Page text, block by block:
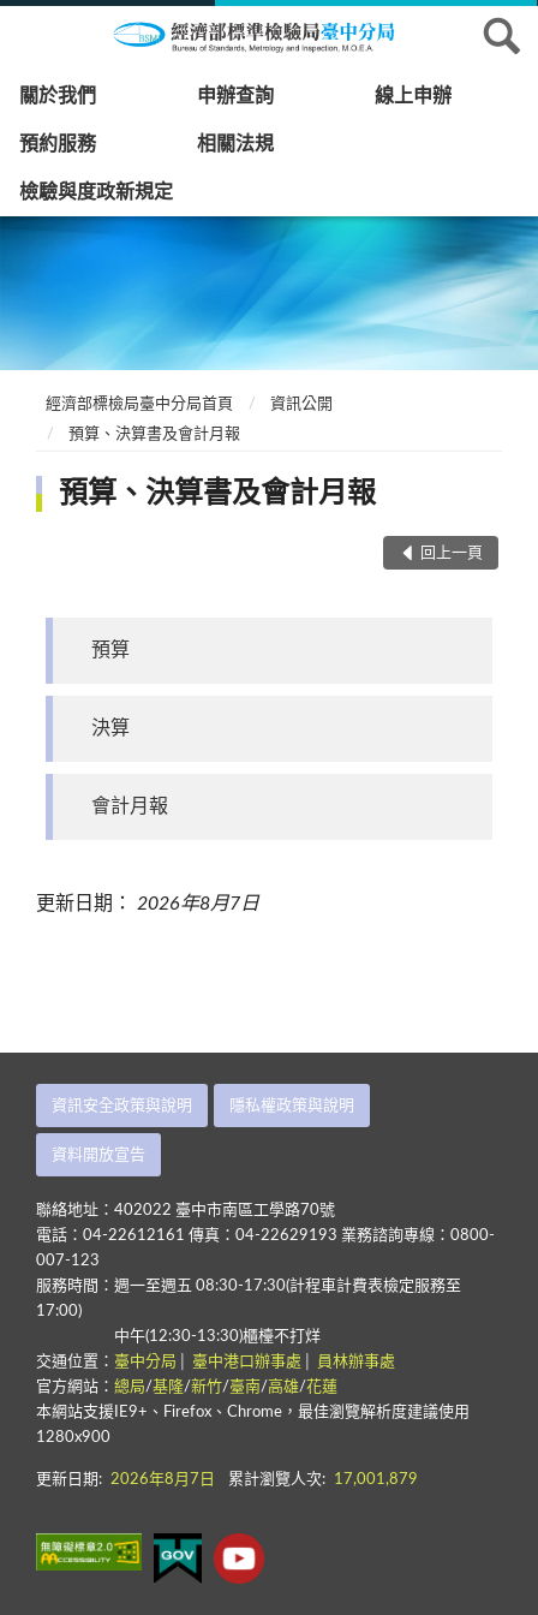
關於我們 申辦查詢 線上申辦
預約服務 相關法規
檢驗與度政新規定
經濟部標檢局臺中分局首頁
資訊公開
預算、決算書及會計月報
預算、決算書及會計月報
回上一頁
預算
決算
會計月報
更新日期： 2026年8月7日
資訊安全政策與說明 隱私權政策與說明
資料開放宣告
聯絡地址：402022 臺中市南區工學路70號
電話：04-22612161 傳真：04-22629193 業務諮詢專線：0800-
007-123
服務時間：週一至週五 08:30-17:30(計程車計費表檢定服務至
17:00)
中午(12:30-13:30)櫃檯不打烊
交通位置： 臺中分局 臺中港口辦事處
員林辦事處
官方網站： 總局/基隆/新竹/臺南/高雄/花蓮
本網站支援IE9+、Firefox、Chrome，最佳瀏覽解析度建議使用
1280x900
更新日期: 2026年8月7日 累計瀏覽人次: 17,001,879